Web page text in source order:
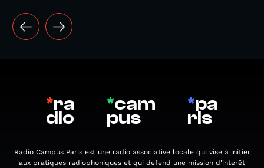
*ra
dio
*cam
pus
*pa
ris
Radio Campus Paris est une radio associative locale qui vise à initier
aux pratiques radiophoniques et qui défend une mission d'intérêt